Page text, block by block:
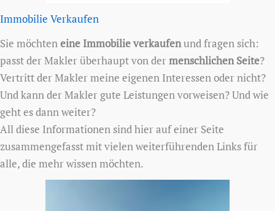
Immobilie Verkaufen
Sie möchteneine Immobilie verkaufenund fragen sich:
passt der Makler überhaupt von dermenschlichen Seite?
Vertritt der Makler meine eigenen Interessen oder nicht?
Und kann der Makler gute Leistungen vorweisen? Und wie
geht es dann weiter?
All diese Informationen sind hier auf einer Seite
zusammengefasst mit vielen weiterführenden Links für
alle, die mehr wissen möchten.